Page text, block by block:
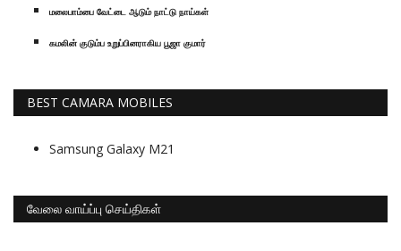
மலைபாம்பை வேட்டை ஆடும் நாட்டு நாய்கள்
கமலின் குடும்ப உறுப்பினராகிய பூஜா குமார்
BEST CAMARA MOBILES
Samsung Galaxy M21
வேலை வாய்ப்பு செய்திகள்